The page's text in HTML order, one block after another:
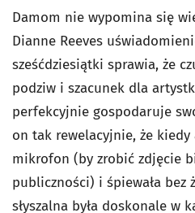
Damom nie wypomina się
Dianne Reeves
sześćdziesiątki sprawia, że
podziw i szacunek dla
perfekcyjnie gospodaruje
on tak rewelacyjnie, że kiedy
mikrofon (by zrobić zdjęcie
publiczności) i śpiewała bez
słyszalna była doskonale w